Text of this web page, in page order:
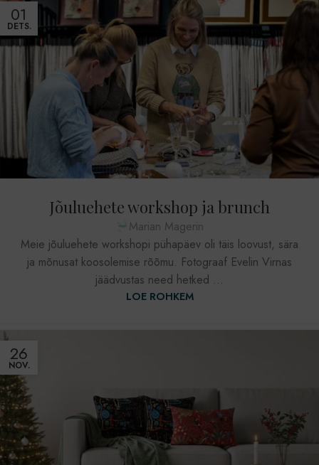
01
DETS.
Jõuluehete workshop ja brunch
Marian Magerin
Meie jõuluehete workshopi pühapäev oli täis loovust, sära
ja mõnusat koosolemise rõõmu. Fotograaf Evelin Virnas
jäädvustas need hetked ...
LOE ROHKEM
26
NOV.